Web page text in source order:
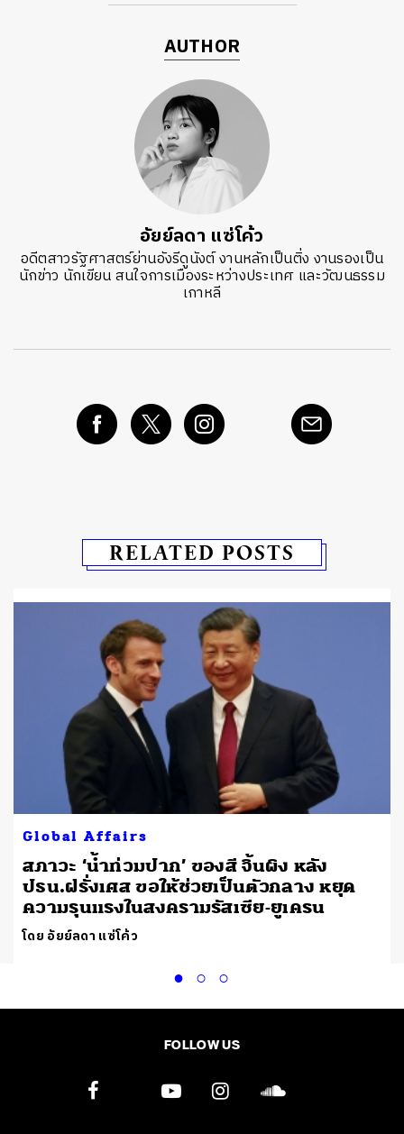
AUTHOR
อัยย์ลดา แซ่โค้ว
อดีตสาวรัฐศาสตร์ย่านอังรีดูนังต์ งานหลักเป็นติ่ง งานรองเป็น
นักข่าว นักเขียน สนใจการเมืองระหว่างประเทศ และวัฒนธรรม
เกาหลี
RELATED POSTS
Global Affairs
สภาวะ ‘น้ำท่วมปาก’ ของสี จิ้นผิง หลัง
ปธน.ฝรั่งเศส ขอให้ช่วยเป็นตัวกลาง หยุด
ความรุนแรงในสงครามรัสเซีย-ยูเครน
โดย อัยย์ลดา แซ่โค้ว
FOLLOW US